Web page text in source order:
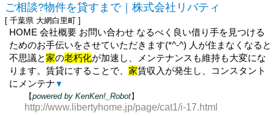
ご相談?物件を貸すまで｜株式会社リバティ
[ 千葉県 大網白里町 ]
HOME 会社概要 お問い合わせ なるべく良い借り手を見つける
ためのお手伝いをさせていただきます(*^-^) 人が住まなくなると
不思議と家の老朽化が加速し、メンテナンスも維持も大変にな
ります。賃貸にすることで、家賃収入が発生し、コンスタント
にメンテナ ▼
【powered by KenKen!_Robot】
http://www.libertyhome.jp/page/cat1/i-17.html